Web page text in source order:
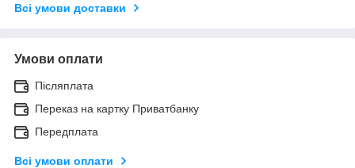
Всі умови доставки
Умови оплати
Післяплата
Переказ на картку Приватбанку
Передплата
Всі умови оплати